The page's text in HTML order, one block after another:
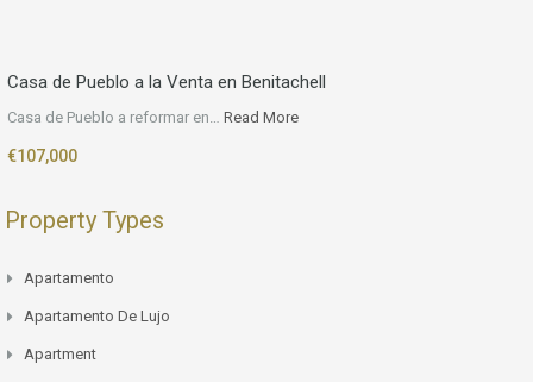
Casa de Pueblo a la Venta en Benitachell
Casa de Pueblo a reformar en… Read More
€107,000
Property Types
Apartamento
Apartamento De Lujo
Apartment